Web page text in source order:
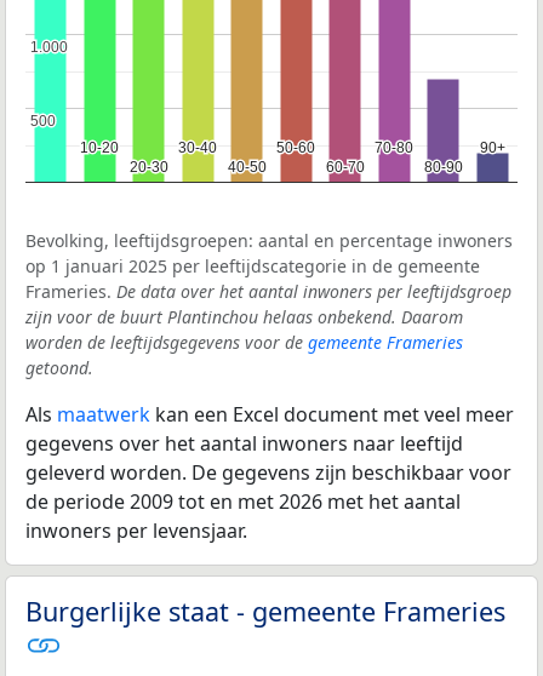
10-20
10-20
20-30
20-30
30-40
30-40
40-50
40-50
50-60
50-60
60-70
60-70
70-80
70-80
80-90
80-90
90+
90+
500
500
1.000
1.000
Bevolking, leeftijdsgroepen: aantal en percentage inwoners
op 1 januari 2025 per leeftijdscategorie in de gemeente
Frameries. De data over het aantal inwoners per leeftijdsgroep
zijn voor de buurt Plantinchou helaas onbekend. Daarom
worden de leeftijdsgegevens voor de gemeente Frameries
getoond.
Als maatwerk kan een Excel document met veel meer
gegevens over het aantal inwoners naar leeftijd
geleverd worden. De gegevens zijn beschikbaar voor
de periode 2009 tot en met 2026 met het aantal
inwoners per levensjaar.
Burgerlijke staat - gemeente Frameries